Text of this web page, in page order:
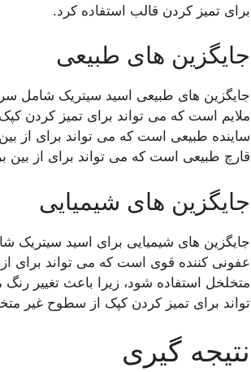
برای تمیز کردن قالب استفاده کرد.
جایگزین های طبیعی
جایگزین های طبیعی اسید سیتریک
ملایم است که می تواند برای تمیز کردن
ساینده طبیعی است که می تواند برای از
قارچ طبیعی است که می تواند برای از
جایگزین های شیمیایی
جایگزین های شیمیایی برای اسید سیتریک
عفونی کننده قوی است که می تواند برای
متخلخل استفاده شود، زیرا باعث تغییر
تواند برای تمیز کردن کپک از سطوح غیر
نتیجه گیری